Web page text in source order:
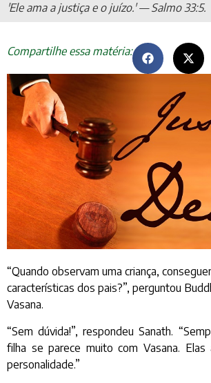
'Ele ama a justiça e o juízo.' — Salmo 33:5.
Compartilhe essa matéria:
“Quando observam uma criança,
características dos pais?”, perguntou
Vasana.
“Sem dúvida!”, respondeu Sanath.
filha se parece muito com Vasana.
personalidade.”